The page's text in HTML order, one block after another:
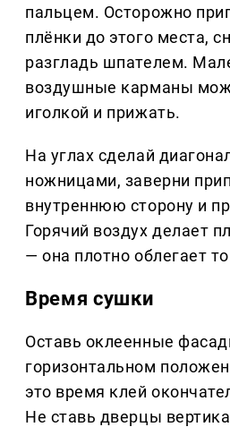
пальцем. Осторожно
плёнки до этого места,
разгладь шпателем.
воздушные карманы
иголкой и прижать.
На углах сделай
ножницами, заверни
внутреннюю сторону и
Горячий воздух делает
— она плотно облегает
Время сушки
Оставь оклеенные
горизонтальном
это время клей
Не ставь дверцы